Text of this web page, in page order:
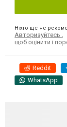
Ніхто ще не
Авторизуйтесь ,
щоб оцінити і
Reddit
WhatsApp